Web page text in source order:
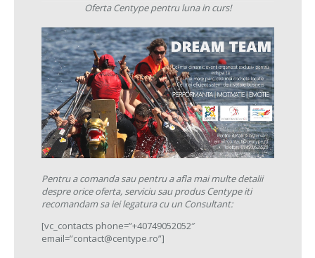
Oferta Centype pentru luna in curs!
Pentru a comanda sau pentru a afla mai multe detalii
despre orice oferta, serviciu sau produs Centype iti
recomandam sa iei legatura cu un Consultant:
[vc_contacts phone=”+40749052052″
email=”contact@centype.ro”]